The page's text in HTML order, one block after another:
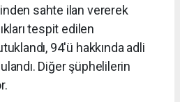
sahte ilan vererek
tespit edilen
94'ü hakkında adli
Diğer şüphelilerin